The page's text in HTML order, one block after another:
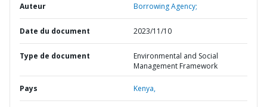
Auteur Borrowing Agency;
Date du document 2023/11/10
Type de document
Environmental and Social
Management Framework
Pays Kenya,